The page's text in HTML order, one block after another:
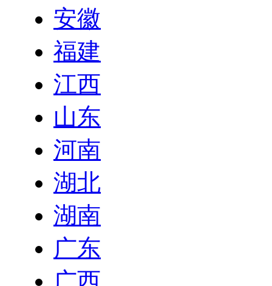
安徽
福建
江西
山东
河南
湖北
湖南
广东